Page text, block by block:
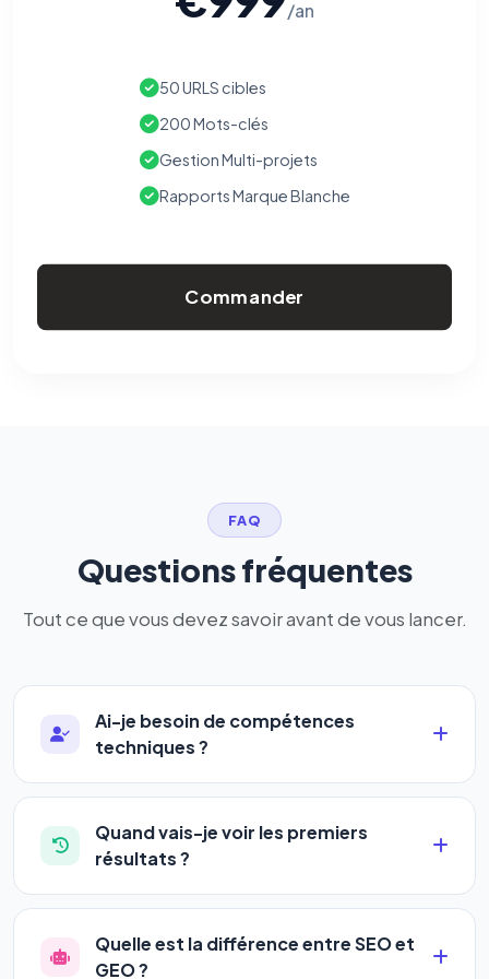
/an
50 URLS cibles
200 Mots-clés
Gestion Multi-projets
Rapports Marque Blanche
Commander
FAQ
Questions fréquentes
Tout ce que vous devez savoir avant de vous lancer.
Ai-je besoin de compétences
techniques ?
Absolument pas. Notre logiciel a été conçu pour
être accessible àtous les profils: artisans,
commerçants, auto-entrepreneurs, PME ou
complexe — vous renseignez l'adresse de votre
site, décrivez votre activité, et le logiciel gère tout
en automatique 24h/24.
Quand vais-je voir les premiers
résultats ?
La plupart de nos utilisateurs observent une
amélioration de leur positionnement en4 à 6
semaines. Le référencement est un marathon, pas
Quelle est la différence entre SEO et
GEO ?